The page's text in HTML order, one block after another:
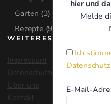
Garten (3)
Rezepte (9)
WEITERES
Impressum
Datenschutzerklärung
Über uns
Kontakt
hier und
Melde
Ich
E-Mail-